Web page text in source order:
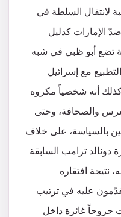
لانتقال السلطة في
ضدّ الإمارات كدليل
تضع أبو ظبي في شبه
مع إسرائيل
أنه شخصياً مكروه
والصحافة، وحتى
بالسياسة، على خلاف
دونالد ترامب السابقة
نتيجة افتقاره
عليه في ترتيب
جروحاً غائرة داخل